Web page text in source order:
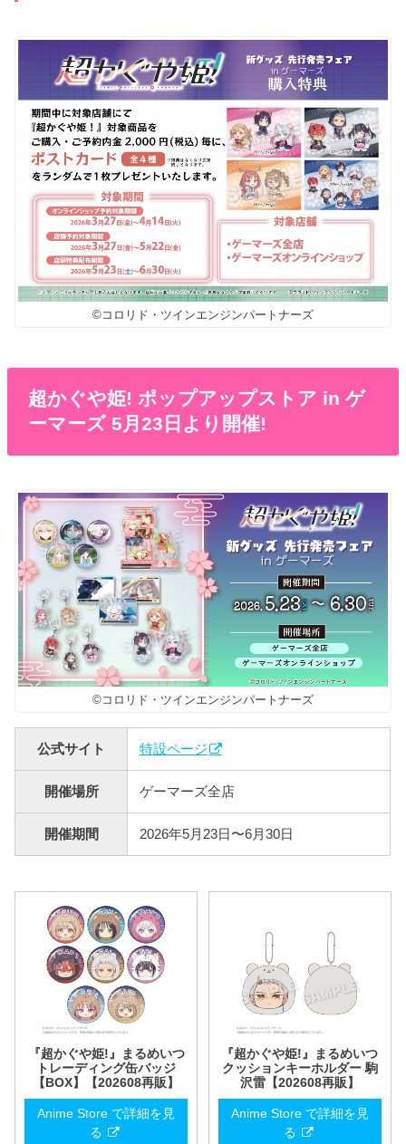
©コロリド・ツインエンジンパートナーズ
超かぐや姫! ポップアップストア in ゲ
ーマーズ 5月23日より開催!
©コロリド・ツインエンジンパートナーズ
公式サイト 特設ページ
開催場所 ゲーマーズ全店
開催期間 2026年5月23日〜6月30日
『超かぐや姫!』まるめいつ
トレーディング缶バッジ
【BOX】【202608再販】
Anime Store で詳細を見
る
『超かぐや姫!』まるめいつ
クッションキーホルダー 駒
沢雷【202608再販】
Anime Store で詳細を見
る